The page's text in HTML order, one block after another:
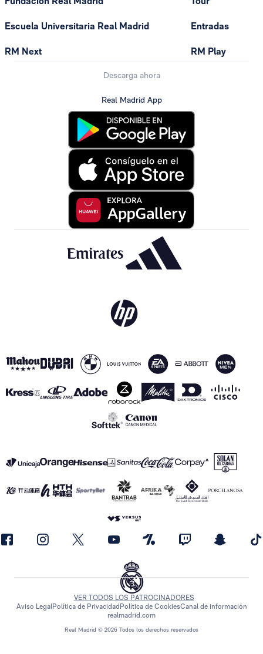
Escuela Universitaria Real Madrid
RM Next
Entradas
RM Play
Descarga ahora
Real Madrid App
Real Madrid © 2026 Todos los derechos reservados
VER TODOS LOS PATROCINADORES
Aviso LegalPolítica de Privacidad Política de CookiesCanal de información
realmadrid.com